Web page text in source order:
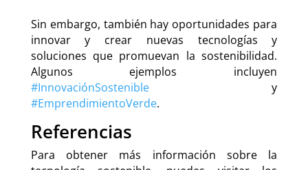
Sin embargo, también hay oportunidades para
innovar y crear nuevas tecnologías y
soluciones que promuevan la sostenibilidad.
Algunos ejemplos incluyen
#InnovaciónSostenibley
#EmprendimientoVerde.
Referencias
Para obtener más información sobre la